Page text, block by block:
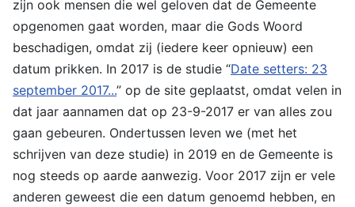
zijn ook mensen die wel geloven dat de Gemeente
opgenomen gaat worden, maar die Gods Woord
beschadigen, omdat zij (iedere keer opnieuw) een
datum prikken. In 2017 is de studie “Date setters: 23
september 2017...” op de site geplaatst, omdat velen in
dat jaar aannamen dat op 23-9-2017 er van alles zou
gaan gebeuren. Ondertussen leven we (met het
schrijven van deze studie) in 2019 en de Gemeente is
nog steeds op aarde aanwezig. Voor 2017 zijn er vele
anderen geweest die een datum genoemd hebben, en